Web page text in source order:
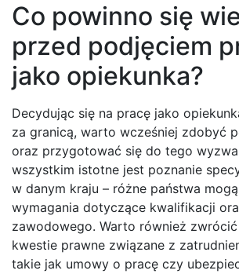
Co powinno się
przed podjęciem
jako opiekunka?
Decydując się na pracę jako
za granicą, warto wcześniej zdobyć
oraz przygotować się do tego
wszystkim istotne jest poznanie
w danym kraju – różne państwa
wymagania dotyczące kwalifikacji
zawodowego. Warto również
kwestie prawne związane z
takie jak umowy o pracę czy